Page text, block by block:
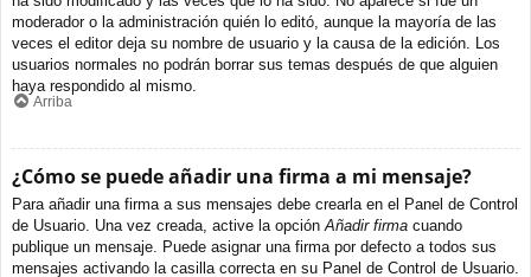
moderador o la administración quién lo editó, aunque la mayoría de las
veces el editor deja su nombre de usuario y la causa de la edición. Los
usuarios normales no podrán borrar sus temas después de que alguien
haya respondido al mismo.
Arriba
¿Cómo se puede añadir una firma a mi mensaje?
Para añadir una firma a sus mensajes debe crearla en el Panel de Control
de Usuario. Una vez creada, active la opciónAñadir firma cuando
publique un mensaje. Puede asignar una firma por defecto a todos sus
mensajes activando la casilla correcta en su Panel de Control de Usuario.